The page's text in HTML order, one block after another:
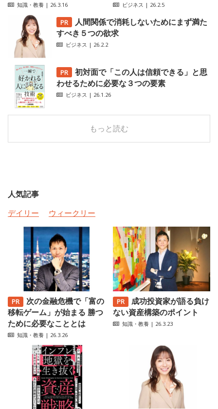
知識・教養 | 26.3.16 ビジネス | 26.2.5
人間関係で消耗しないためにまず満た
すべき５つの欲求
ビジネス | 26.2.2
初対面で「この人は信頼できる」と思
わせるために必要な３つの要素
ビジネス | 26.1.26
もっと読む
人気記事
デイリー
ウィークリー
次の金融危機で「富の
移転ゲーム」が始まる 勝つ
ために必要なこととは
知識・教養 | 26.3.26
成功投資家が語る負け
ない資産構築のポイント
知識・教養 | 26.3.23